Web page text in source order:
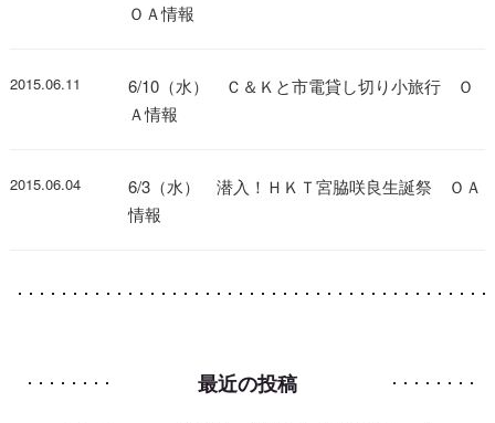
ＯＡ情報
2015.06.11
6/10（水） Ｃ＆Ｋと市電貸し切り小旅行 Ｏ
Ａ情報
2015.06.04
6/3（水） 潜入！ＨＫＴ宮脇咲良生誕祭 ＯＡ
情報
最近の投稿